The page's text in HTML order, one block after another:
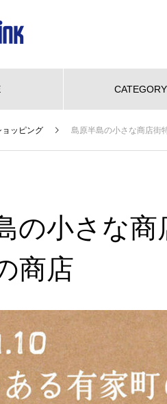
CATEGORY
グルメ ビューティー
れたくなる「REO」
焙煎所が届ける、理想の一杯。
「雲仙麓珈琲焙煎研究所」
郎・櫻子・
【
県で初の教室開催！花咲く書
教室 in島原
い年が始まるこの時期にピッ
！
ョッピング 島原半島の小さな商店街
の小さな
商店